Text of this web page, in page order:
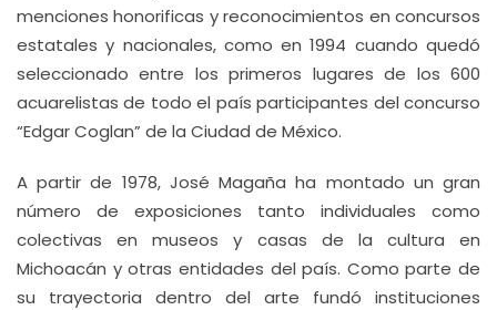
menciones honorificas y reconocimientos en concursos
estatales y nacionales, como en 1994 cuando quedó
seleccionado entre los primeros lugares de los 600
acuarelistas de todo el país participantes del concurso
“Edgar Coglan” de la Ciudad de México.
A partir de 1978, José Magaña ha montado un gran
número de exposiciones tanto individuales como
colectivas en museos y casas de la cultura en
Michoacán y otras entidades del país. Como parte de
su trayectoria dentro del arte fundó instituciones